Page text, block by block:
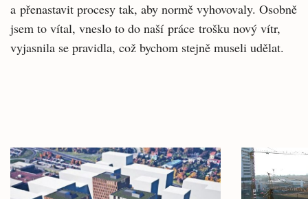
a přenastavit procesy tak, aby normě vyhovovaly. Osobně
jsem to vítal, vneslo to do naší práce trošku nový vítr,
vyjasnila se pravidla, což bychom stejně museli udělat.
články
Hlavní
novinky